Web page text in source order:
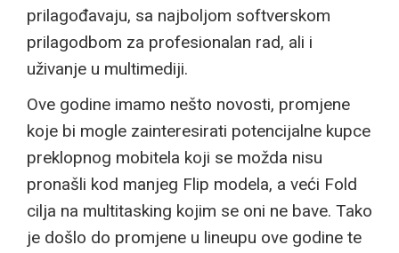
prilagođavaju, sa najboljom softverskom
prilagodbom za profesionalan rad, ali i
uživanje u multimediji.
Ove godine imamo nešto novosti, promjene
koje bi mogle zainteresirati potencijalne kupce
preklopnog mobitela koji se možda nisu
pronašli kod manjeg Flip modela, a veći Fold
cilja na multitasking kojim se oni ne bave. Tako
je došlo do promjene u lineupu ove godine te